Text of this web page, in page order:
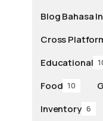
Blog Bahasa
Cross
Educational
Food 10
Inventory 6